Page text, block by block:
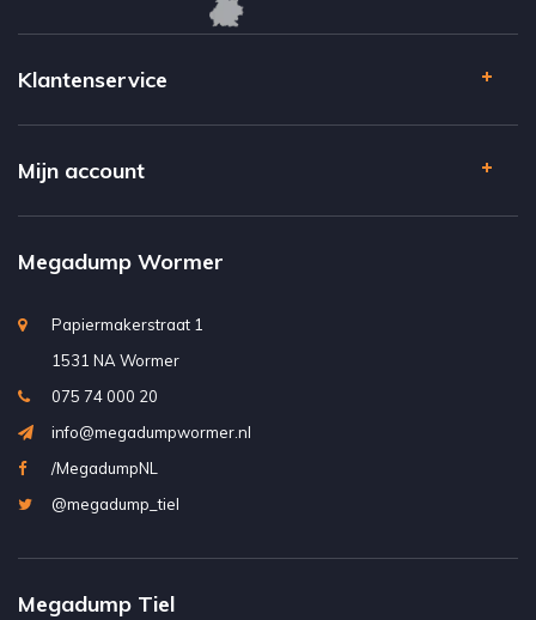
Klantenservice
Mijn account
Megadump Wormer
Papiermakerstraat 1
1531 NA Wormer
075 74 000 20
info@megadumpwormer.nl
/MegadumpNL
@megadump_tiel
Megadump Tiel